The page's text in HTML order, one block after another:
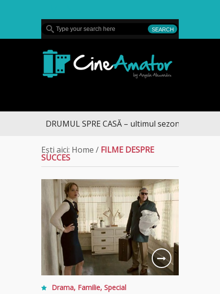
DRUMUL SPRE CASĂ – ultimul sezon te aduce la
Ești aici: Home / FILME DESPRE
SUCCES
Drama, Familie, Special